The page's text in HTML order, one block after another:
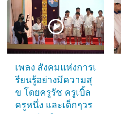
เพลง สังคมแห่งการเ
รียนรู้อย่างมีความสุ
ข โดยครูรัช ครูเบิ้ล
ครูหนึ่ง และเด็กๆวร